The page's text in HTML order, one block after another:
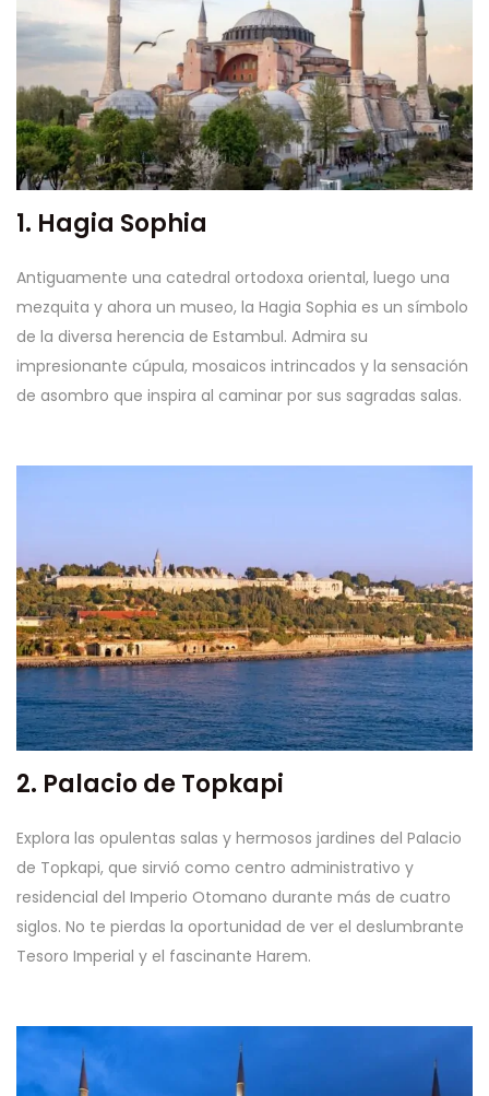
1. Hagia Sophia
Antiguamente una catedral ortodoxa oriental, luego una
mezquita y ahora un museo, la Hagia Sophia es un símbolo
de la diversa herencia de Estambul. Admira su
impresionante cúpula, mosaicos intrincados y la sensación
de asombro que inspira al caminar por sus sagradas salas.
2. Palacio de Topkapi
Explora las opulentas salas y hermosos jardines del Palacio
de Topkapi, que sirvió como centro administrativo y
residencial del Imperio Otomano durante más de cuatro
siglos. No te pierdas la oportunidad de ver el deslumbrante
Tesoro Imperial y el fascinante Harem.